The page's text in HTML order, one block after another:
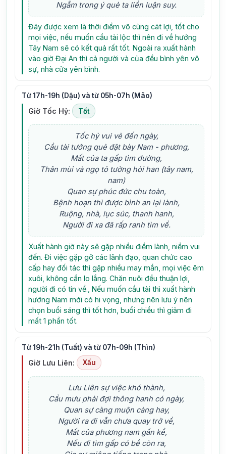
Ngẫm trong ý quẻ ta liền luận suy.
Đây được xem là thời điểm vô cùng cát lợi, tốt cho
mọi việc, nếu muốn cầu tài lộc thì nên đi về hướng
Tây Nam sẽ có kết quả rất tốt. Ngoài ra xuất hành
vào giờ Đại An thì cả người và của đều bình yên vô
sự, nhà cửa yên bình.
Từ 17h-19h (Dậu) và từ 05h-07h (Mão)
Giờ Tốc Hỷ: Tốt
Tốc hỷ vui vẻ đến ngày,
Cầu tài tưởng quẻ đặt bày Nam - phương,
Mất của ta gấp tìm đường,
Thân mùi và ngọ tỏ tường hỏi han (tây nam,
nam)
Quan sự phúc đức chu toàn,
Bệnh hoạn thì được bình an lại lành,
Ruộng, nhà, lục súc, thanh hanh,
Người đi xa đã rấp ranh tìm về.
Xuất hành giờ này sẽ gặp nhiều điềm lành, niềm vui
đến. Đi việc gặp gỡ các lãnh đạo, quan chức cao
cấp hay đối tác thì gặp nhiều may mắn, mọi việc êm
xuôi, không cần lo lắng. Chăn nuôi đều thuận lợi,
người đi có tin về., Nếu muốn cầu tài thì xuất hành
hướng Nam mới có hi vọng, nhưng nên lưu ý nên
chọn buổi sáng thì tốt hơn, buổi chiều thì giảm đi
mất 1 phần tốt.
Từ 19h-21h (Tuất) và từ 07h-09h (Thìn)
Giờ Lưu Liên: Xấu
Lưu Liên sự việc khó thành,
Cầu mưu phải đợi thông hanh có ngày,
Quan sự càng muộn càng hay,
Người ra đi vẫn chưa quay trở về,
Mất của phương nam gần kề,
Nếu đi tìm gấp có bề còn ra,